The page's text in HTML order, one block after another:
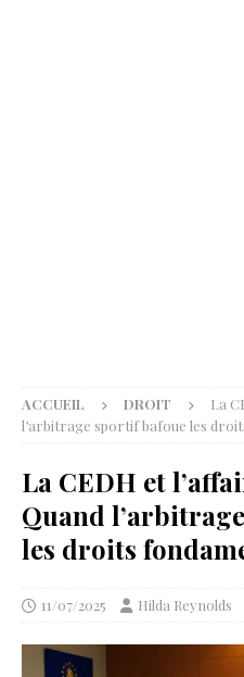
ACCUEIL DROIT
La
l’arbitrage sportif bafoue les
La CEDH et
Quand
les droits
11/07/2025 Hilda Reynolds